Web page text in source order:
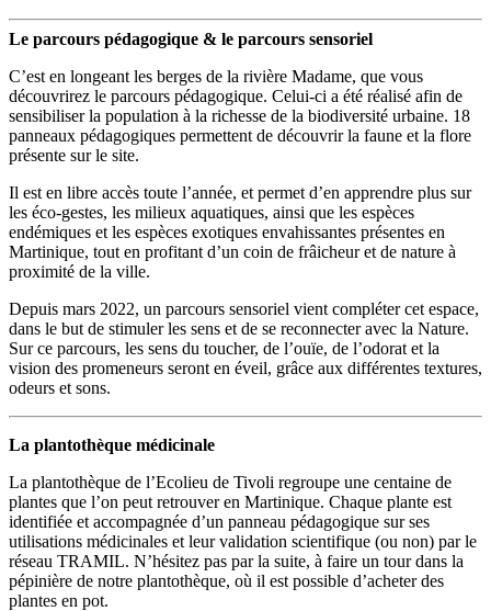
Le parcours pédagogique & le parcours sensoriel
C’est en longeant les berges de la rivière Madame, que vous
découvrirez le parcours pédagogique. Celui-ci a été réalisé afin de
sensibiliser la population à la richesse de la biodiversité urbaine. 18
panneaux pédagogiques permettent de découvrir la faune et la flore
présente sur le site.
Il est en libre accès toute l’année, et permet d’en apprendre plus sur
les éco-gestes, les milieux aquatiques, ainsi que les espèces
endémiques et les espèces exotiques envahissantes présentes en
Martinique, tout en profitant d’un coin de frâicheur et de nature à
proximité de la ville.
Depuis mars 2022, un parcours sensoriel vient compléter cet espace,
dans le but de stimuler les sens et de se reconnecter avec la Nature.
Sur ce parcours, les sens du toucher, de l’ouïe, de l’odorat et la
vision des promeneurs seront en éveil, grâce aux différentes textures,
odeurs et sons.
La plantothèque médicinale
La plantothèque de l’Ecolieu de Tivoli regroupe une centaine de
plantes que l’on peut retrouver en Martinique. Chaque plante est
identifiée et accompagnée d’un panneau pédagogique sur ses
utilisations médicinales et leur validation scientifique (ou non) par le
réseau TRAMIL. N’hésitez pas par la suite, à faire un tour dans la
pépinière de notre plantothèque, où il est possible d’acheter des
plantes en pot.